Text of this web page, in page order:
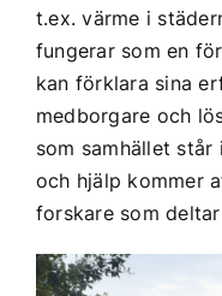
t.ex. värme i
fungerar som en
kan förklara sina
medborgare och
som samhället står
och hjälp kommer
forskare som